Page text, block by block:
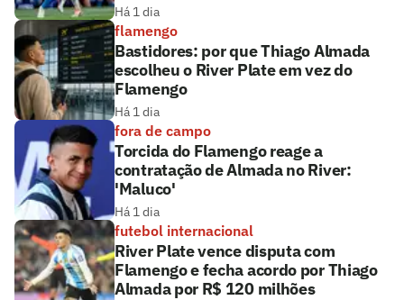
Há 1 dia
flamengo
Bastidores: por que Thiago Almada
escolheu o River Plate em vez do
Flamengo
Há 1 dia
fora de campo
Torcida do Flamengo reage a
contratação de Almada no River:
'Maluco'
Há 1 dia
futebol internacional
River Plate vence disputa com
Flamengo e fecha acordo por Thiago
Almada por R$ 120 milhões